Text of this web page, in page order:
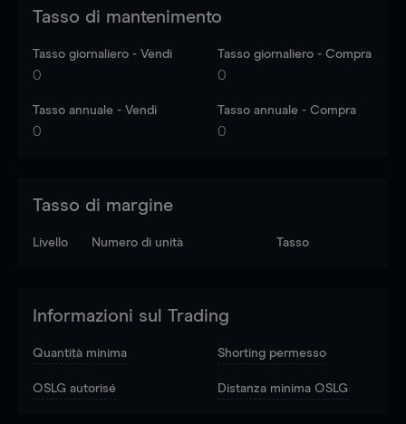
Tasso di mantenimento
Tasso giornaliero - Vendi
0
Tasso giornaliero - Compra
0
Tasso annuale - Vendi
0
Tasso annuale - Compra
0
Tasso di margine
Livello Numero di unità Tasso
Informazioni sul Trading
Quantità minima Shorting permesso
OSLG autorisé Distanza minima OSLG